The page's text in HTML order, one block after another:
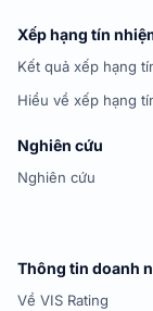
Xếp hạng tín
Kết quả xếp hạng
Hiểu về xếp hạng
Nghiên cứu
Nghiên cứu
Thông tin doanh
Về VIS Rating